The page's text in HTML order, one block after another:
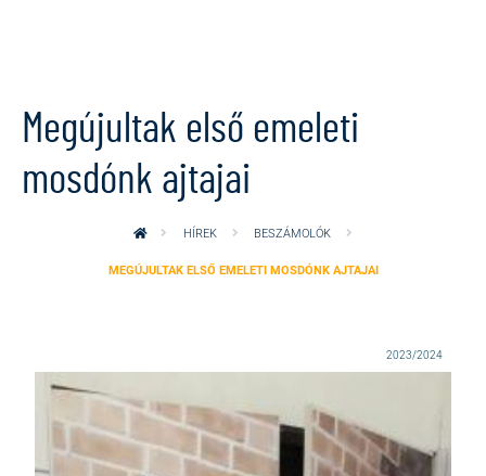
Megújultak első emeleti
mosdónk ajtajai
HÍREK BESZÁMOLÓK
MEGÚJULTAK ELSŐ EMELETI MOSDÓNK AJTAJAI
2023/2024